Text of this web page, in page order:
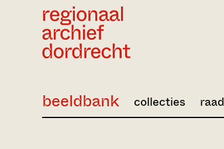
beeldbank collecties